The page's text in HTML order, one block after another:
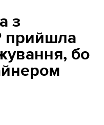
з
прийшла
бо